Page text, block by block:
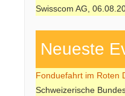
Swisscom AG,
Neueste
Fonduefahrt im Roten
Schweizerische